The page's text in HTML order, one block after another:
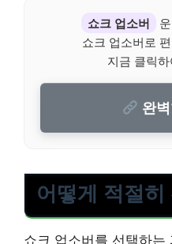
쇼크 업소버
쇼크 업소버로
지금 클릭
완
어떻게 적절히
쇼크 업소버를 선택하